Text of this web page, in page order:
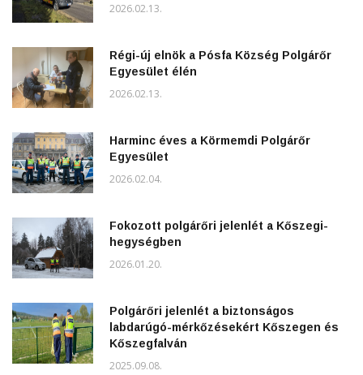
2026.02.13.
Régi-új elnök a Pósfa Község Polgárőr
Egyesület élén
2026.02.13.
Harminc éves a Körmemdi Polgárőr
Egyesület
2026.02.04.
Fokozott polgárőri jelenlét a Kőszegi-
hegységben
2026.01.20.
Polgárőri jelenlét a biztonságos
labdarúgó-mérkőzésekért Kőszegen és
Kőszegfalván
2025.09.08.